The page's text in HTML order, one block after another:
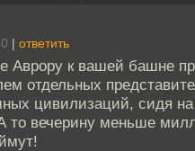
| ответить
Аврору к вашей башне
отдельных
цивилизаций, сидя на
то вечерину меньше